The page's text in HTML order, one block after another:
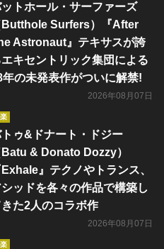
トホール・サーファーズ
Butthole Surfers）『After
Astronaut』テキサスが誇
エキセントリック集団による
年の未発表作がついに解禁!
2026年08月07日
ゥ&ドナート・ドジー
Batu & Donato Dozzy）
Exhale』テクノやトランス、
ッドを各々の作品で構築し
た2人のコラボ作
2026年08月07日